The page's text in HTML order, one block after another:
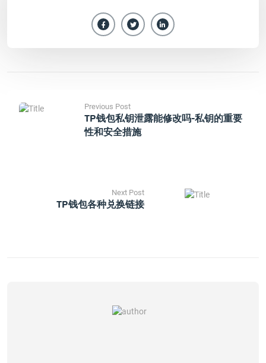
Previous Post
TP钱包私钥泄露能修改吗-私钥的重要
性和安全措施
Next Post
TP钱包各种兑换链接